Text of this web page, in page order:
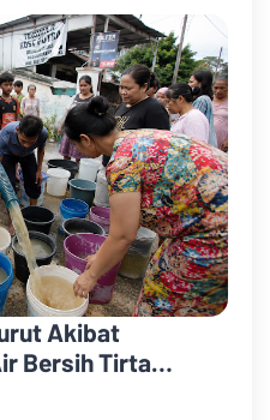
Akibat
Bersih Tirta